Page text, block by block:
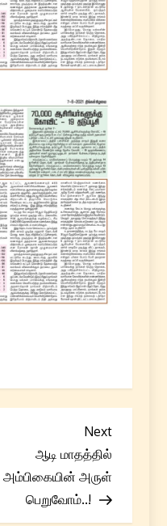
Next
Next
ஆடி மாதத்தில்
அம்பிகையின் அருள்
பெறுவோம்..!